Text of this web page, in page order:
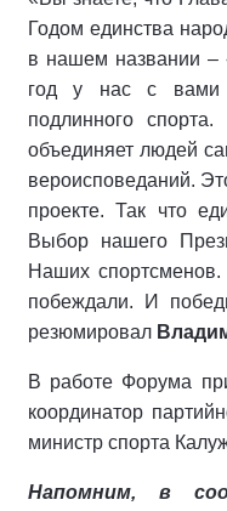
Годом единства
в нашем названии –
год у нас с вами
подлинного
объединяет людей
вероисповеданий.
проекте. Так что
Выбор нашего
Наших
побеждали. И
резюмировал
В работе Форума
координатор
министр спорта
Напомним, в